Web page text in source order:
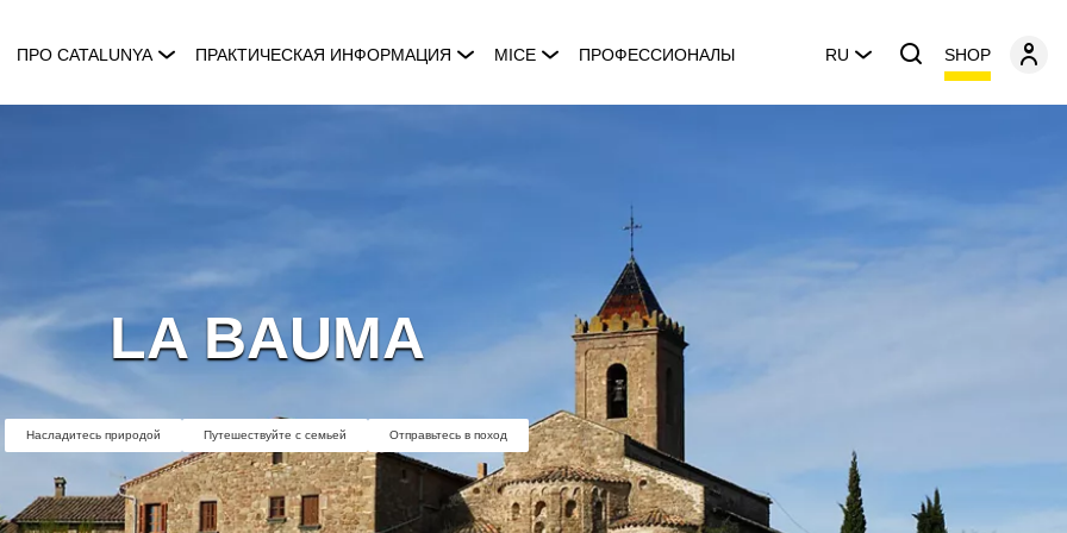
ПРО CATALUNYA ПРАКТИЧЕСКАЯ ИНФОРМАЦИЯ MICE ПРОФЕССИОНАЛЫ RU SHOP
LA BAUMA
Насладитесь природой Путешествуйте с семьей Отправьтесь в поход